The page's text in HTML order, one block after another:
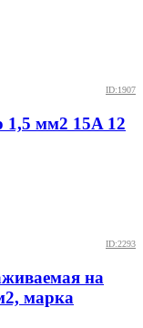
ID:1907
мм2 15A 12
ID:2293
на
марка